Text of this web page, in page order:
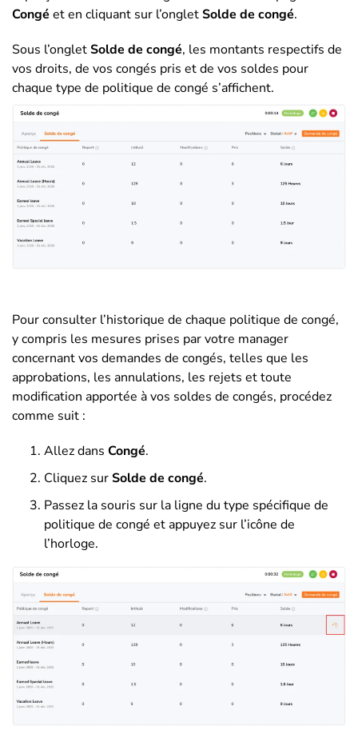
Congé et en cliquant sur l’ongletSolde de congé.
Sous l’ongletSolde de congé, les montants respectifs de
vos droits, de vos congés pris et de vos soldes pour
chaque type de politique de congé s’affichent.
Pour consulter l’historique de chaque politique de congé,
y compris les mesures prises par votre manager
concernant vos demandes de congés, telles que les
approbations, les annulations, les rejets et toute
modification apportée à vos soldes de congés, procédez
comme suit :
Allez dans Congé.
Cliquez surSolde de congé.
Passez la souris sur la ligne du type spécifique de
politique de congé et appuyez sur l’icône de
l’horloge.